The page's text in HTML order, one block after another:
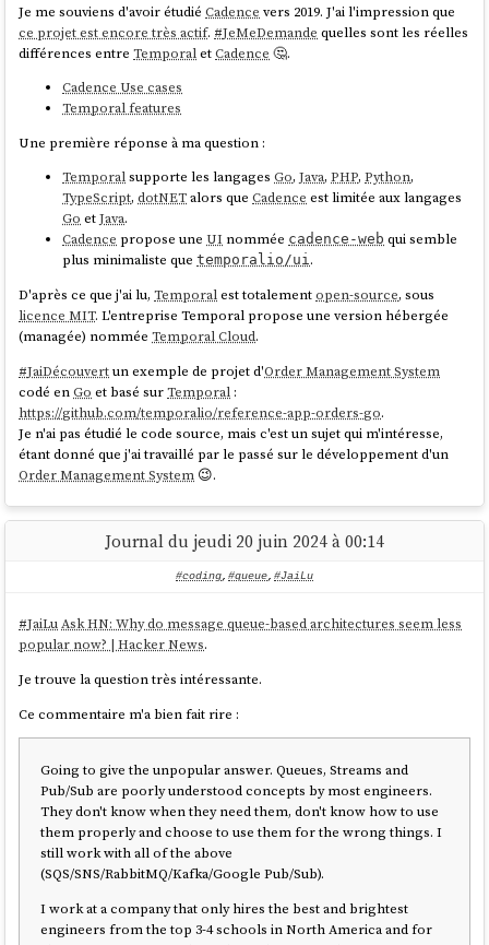
Je me souviens d'avoir étudiéCadence vers 2019. J'ai l'impression que
ce projet est encore très actif. #JeMeDemande quelles sont les réelles
différences entreTemporaletCadence 🤔.
Cadence Use cases
Temporal features
Une première réponse à ma question :
Temporalsupporte les langagesGo,Java,PHP,Python,
TypeScript,dotNETalors queCadenceest limitée aux langages
GoetJava.
Cadence propose uneUI nommée cadence-web qui semble
plus minimaliste quetemporalio/ui.
D'après ce que j'ai lu,Temporalest totalementopen-source, sous
licence MIT. L'entreprise Temporal propose une version hébergée
(managée) nomméeTemporal Cloud.
#JaiDécouvertun exemple de projet d'Order Management System
codé enGo et basé surTemporal :
https://github.com/temporalio/reference-app-orders-go.
Je n'ai pas étudié le code source, mais c'est un sujet qui m'intéresse,
étant donné que j'ai travaillé par le passé sur le développement d'un
Order Management System 😉.
Journal du jeudi 20 juin 2024 à 00:14
#coding, #queue, #JaiLu
#JaiLu Ask HN: Why do message queue-based architectures seem less
popular now? | Hacker News.
Je trouve la question très intéressante.
Ce commentaire m'a bien fait rire :
Going to give the unpopular answer. Queues, Streams and
Pub/Sub are poorly understood concepts by most engineers.
They don't know when they need them, don't know how to use
them properly and choose to use them for the wrong things. I
still work with all of the above
(SQS/SNS/RabbitMQ/Kafka/Google Pub/Sub).
I work at a company that only hires the best and brightest
engineers from the top 3-4 schools in North America and for